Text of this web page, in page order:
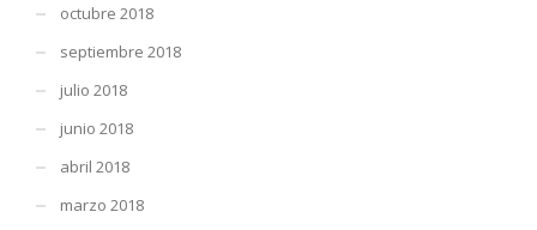
octubre 2018
septiembre 2018
julio 2018
junio 2018
abril 2018
marzo 2018